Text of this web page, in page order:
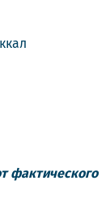
фактического